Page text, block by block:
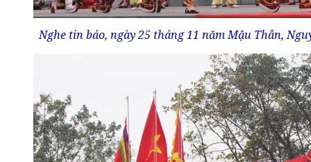
Nghe tin báo, ngày 25 tháng 11 năm Mậu Thân,